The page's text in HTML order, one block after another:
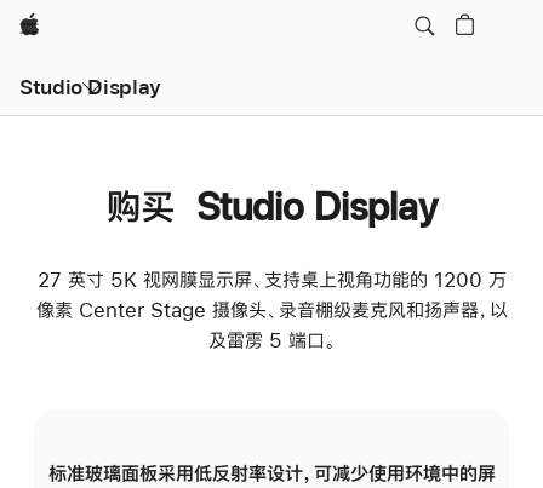
Apple
Studio Display
购买 Studio Display
27 英寸 5K 视网膜显示屏、支持桌上视角功能的 1200 万
像素 Center Stage 摄像头、录音棚级麦克风和扬声器，以
及雷雳 5 端口。
标准玻璃面板采用低反射率设计，可减少使用环境中的屏